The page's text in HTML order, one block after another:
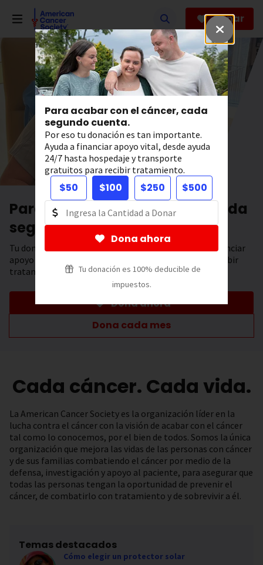
hacia
contenido
Para acabar con el cáncer, cada
segundo cuenta.
Por eso tu donación es tan importante.
Ayuda a financiar apoyo vital, desde ayuda
24/7 hasta hospedaje y transporte
gratuitos para recibir tratamiento.
$50 $100 $250 $500
Dona ahora
Tu donación es 100% deducible de
impuestos.
Donar
Para acabar con el cáncer, cada
segundo cuenta.
Tu donación tiene el poder de salvar vidas. Ayuda a financiar
apoyo 24/7, hospedaje y transporte gratuitos para recibir
tratamiento.
Dona ahora
Dona cada mes
Cada cáncer. Cada vida.
La American Cancer Society es la organización líder en la
lucha contra el cáncer con la visión de acabar con el cáncer
tal como lo conocemos, por el bien de todos. Somos la única
organización que mejora las vidas de las personas con cáncer
y de sus familias combatiendo el cáncer por medio de la
defensa, investigación y apoyo al paciente, para asegurar que
todas las personas tengan la oportunidad de prevenir el
cáncer, de combatirlo con tratamiento y de sobrevivir a él.
Temas destacados
Cómo elegir un protector solar